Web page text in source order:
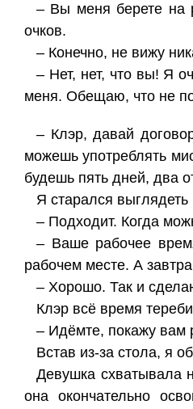
– Вы меня берете на
очков.
– Конечно, не вижу
– Нет, нет, что вы! Я
меня. Обещаю, что не
– Клэр, давай
можешь употреблять
будешь пять дней, два
Я старался выглядеть
– Подходит. Когда
– Ваше рабочее
рабочем месте. А
– Хорошо. Так и
Клэр всё время
– Идёмте, покажу вам
Встав из-за стола, я
Девушка схватывала
она окончательно